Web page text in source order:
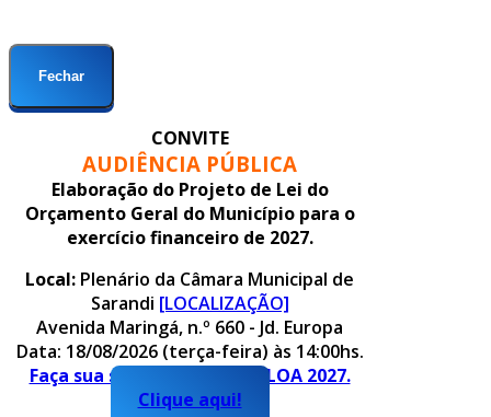
Fechar
CONVITE
AUDIÊNCIA PÚBLICA
Elaboração do Projeto de Lei do
Orçamento Geral do Município para o
exercício financeiro de 2027.
Local: Plenário da Câmara Municipal de
Sarandi [LOCALIZAÇÃO]
Avenida Maringá, n.º 660 - Jd. Europa
Data: 18/08/2026 (terça-feira) às 14:00hs.
Faça sua sugestão para o PLOA 2027.
Clique aqui!